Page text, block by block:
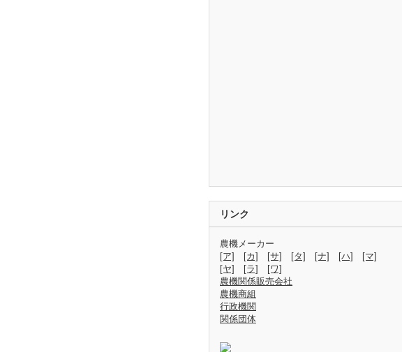
リンク
農機メーカー
[ア]
[カ] [サ] [タ] [ナ] [ハ]
[マ]
[ヤ]
[ラ]
[ワ]
農機関係販売会社
農機商組
行政機関
関係団体